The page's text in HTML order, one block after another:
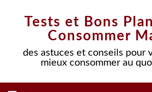
Tests et Bons
Consommer
des astuces et conseils pour
mieux consommer au